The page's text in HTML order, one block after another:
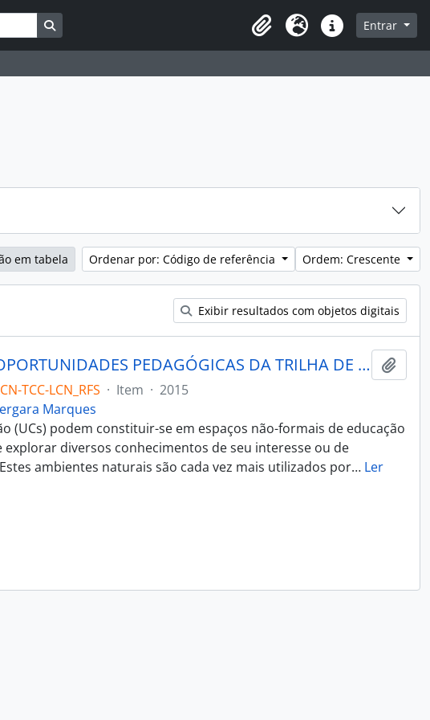
Busque na página de navegação
Idioma Atalhos Entrar
em tabela Ordenar por: Código de referência Ordem: Crescente
Exibir resultados com objetos digitais
IDENTIFICAÇÃO DAS OPORTUNIDADES PEDAGÓGICAS DA TRILHA DE EDUCAÇÃO AMBIENTAL DO PARQUE NATURAL MORRO DO OSSO
TCC-LCN_RFS · Item · 2015
Marques
(UCs) podem constituir-se em espaços não-formais de educação
diversos conhecimentos de seu interesse ou de
ambientes naturais são cada vez mais utilizados por… Ler